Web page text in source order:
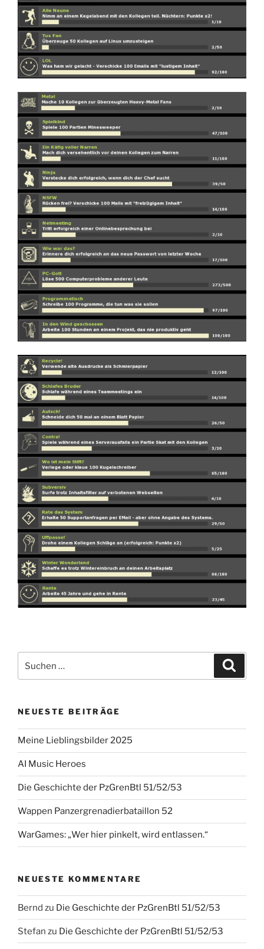
nach:
NEUESTE BEITRÄGE
Meine Lieblingsbilder 2025
AI Music Heroes
Die Geschichte der PzGrenBtl 51/52/53
Wappen Panzergrenadierbataillon 52
WarGames: „Wer hier pinkelt, wird entlassen.“
NEUESTE KOMMENTARE
Bernd zu Die Geschichte der PzGrenBtl 51/52/53
Stefan zu Die Geschichte der PzGrenBtl 51/52/53